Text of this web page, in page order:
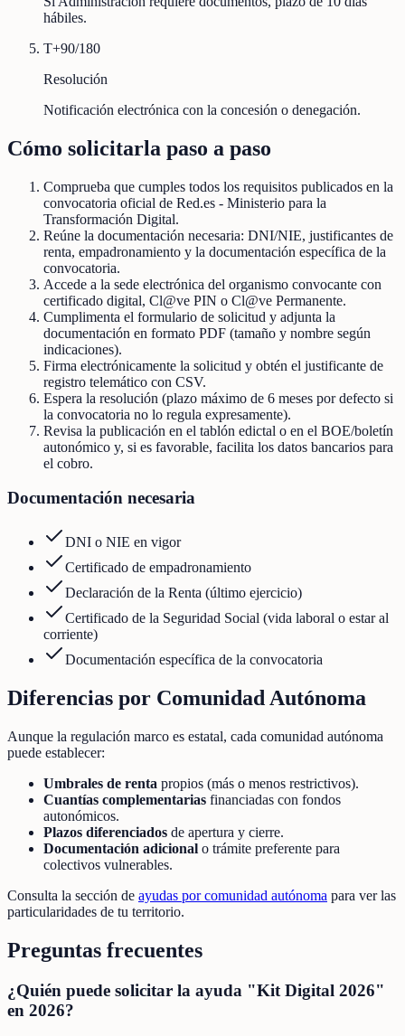
hábiles.
T+90/180
Resolución
Notificación electrónica con la concesión o denegación.
Cómo solicitarla paso a paso
Comprueba que cumples todos los requisitos publicados en la
convocatoria oficial de Red.es - Ministerio para la
Transformación Digital.
Reúne la documentación necesaria: DNI/NIE, justificantes de
renta, empadronamiento y la documentación específica de la
convocatoria.
Accede a la sede electrónica del organismo convocante con
certificado digital, Cl@ve PIN o Cl@ve Permanente.
Cumplimenta el formulario de solicitud y adjunta la
documentación en formato PDF (tamaño y nombre según
indicaciones).
Firma electrónicamente la solicitud y obtén el justificante de
registro telemático con CSV.
Espera la resolución (plazo máximo de 6 meses por defecto si
la convocatoria no lo regula expresamente).
Revisa la publicación en el tablón edictal o en el BOE/boletín
autonómico y, si es favorable, facilita los datos bancarios para
el cobro.
Documentación necesaria
DNI o NIE en vigor
Certificado de empadronamiento
Declaración de la Renta (último ejercicio)
Certificado de la Seguridad Social (vida laboral o estar al
corriente)
Documentación específica de la convocatoria
Diferencias por Comunidad Autónoma
Aunque la regulación marco es estatal, cada comunidad autónoma
puede establecer:
Umbrales de renta propios (más o menos restrictivos).
Cuantías complementarias financiadas con fondos
autonómicos.
Plazos diferenciados de apertura y cierre.
Documentación adicional o trámite preferente para
colectivos vulnerables.
Consulta la sección de ayudas por comunidad autónoma para ver las
particularidades de tu territorio.
Preguntas frecuentes
¿Quién puede solicitar la ayuda "Kit Digital 2026"
en 2026?